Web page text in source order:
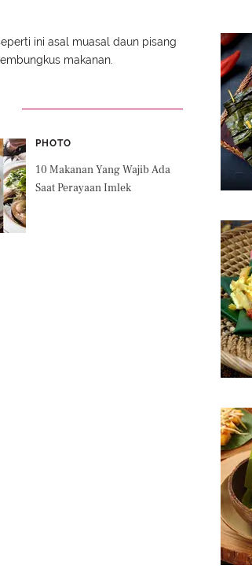
ini asal muasal daun pisang
makanan.
PHOTO
10 Makanan Yang Wajib Ada
Saat Perayaan Imlek